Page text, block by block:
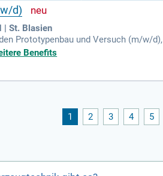
d)
| St. Blasien
Prototypenbau und Versuch (m/w/
gehören das Testen und
Messergebnissen und das
oder eine vergleichbare
teamfähig sein und über
Benefits
1 2 3 4 5